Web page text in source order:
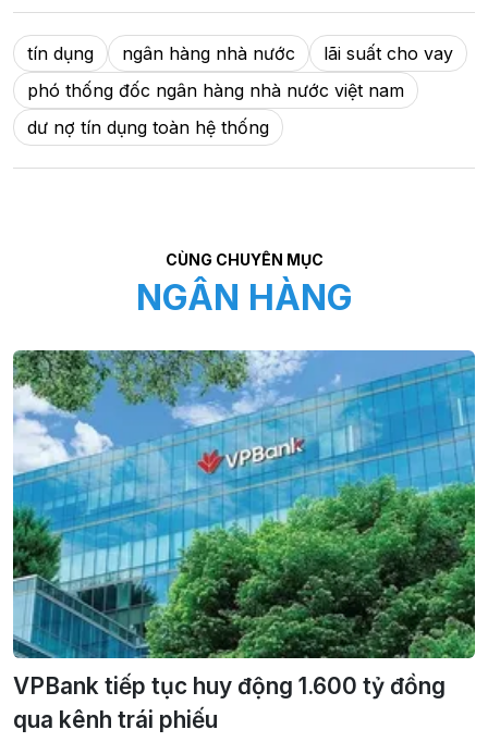
tín dụng ngân hàng nhà nước
lãi suất cho vay
phó thống đốc ngân hàng nhà nước việt nam
dư nợ tín dụng toàn hệ thống
CÙNG CHUYÊN MỤC
NGÂN HÀNG
VPBank tiếp tục huy động 1.600 tỷ đồng
qua kênh trái phiếu